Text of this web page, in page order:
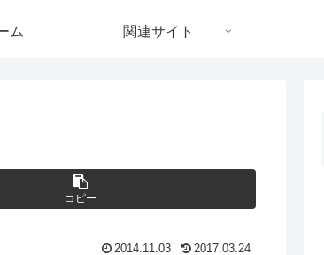
ム 関連サイト
コピー
2014.11.03 2017.03.24